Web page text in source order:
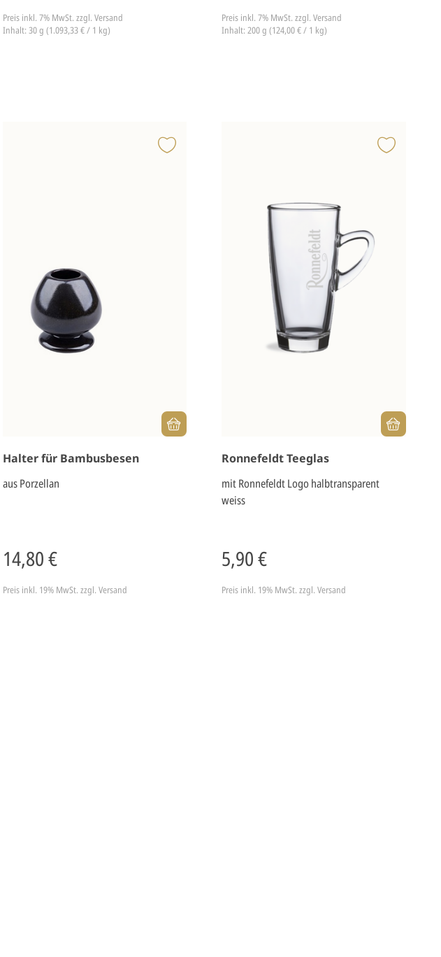
Preis inkl. 7% MwSt. zzgl. Versand
Inhalt: 30 g (1.093,33 € / 1 kg)
Preis inkl. 7% MwSt.zzgl. Versand
Inhalt: 200 g (124,00 € / 1 kg)
Halter für Bambusbesen
aus Porzellan
14,80 €
Preis inkl. 19% MwSt. zzgl. Versand
Ronnefeldt Teeglas
mit Ronnefeldt Logo halbtransparent
weiss
5,90 €
Preis inkl. 19% MwSt.zzgl. Versand